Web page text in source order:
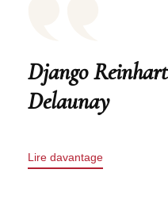
Django
Delaunay
Lire davantage